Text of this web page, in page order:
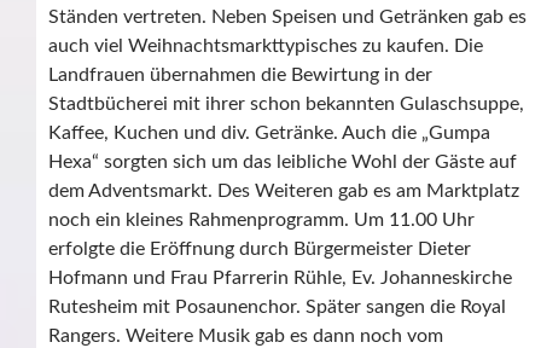
Ständen vertreten. Neben Speisen und Getränken gab es
auch viel Weihnachtsmarkttypisches zu kaufen. Die
Landfrauen übernahmen die Bewirtung in der
Stadtbücherei mit ihrer schon bekannten Gulaschsuppe,
Kaffee, Kuchen und div. Getränke. Auch die „Gumpa
Hexa“ sorgten sich um das leibliche Wohl der Gäste auf
dem Adventsmarkt. Des Weiteren gab es am Marktplatz
noch ein kleines Rahmenprogramm. Um 11.00 Uhr
erfolgte die Eröffnung durch Bürgermeister Dieter
Hofmann und Frau Pfarrerin Rühle, Ev. Johanneskirche
Rutesheim mit Posaunenchor. Später sangen die Royal
Rangers. Weitere Musik gab es dann noch vom